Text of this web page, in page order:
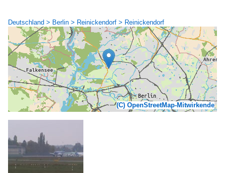
Deutschland > Berlin > Reinickendorf > Reinickendorf
(C) OpenStreetMap-Mitwirkende